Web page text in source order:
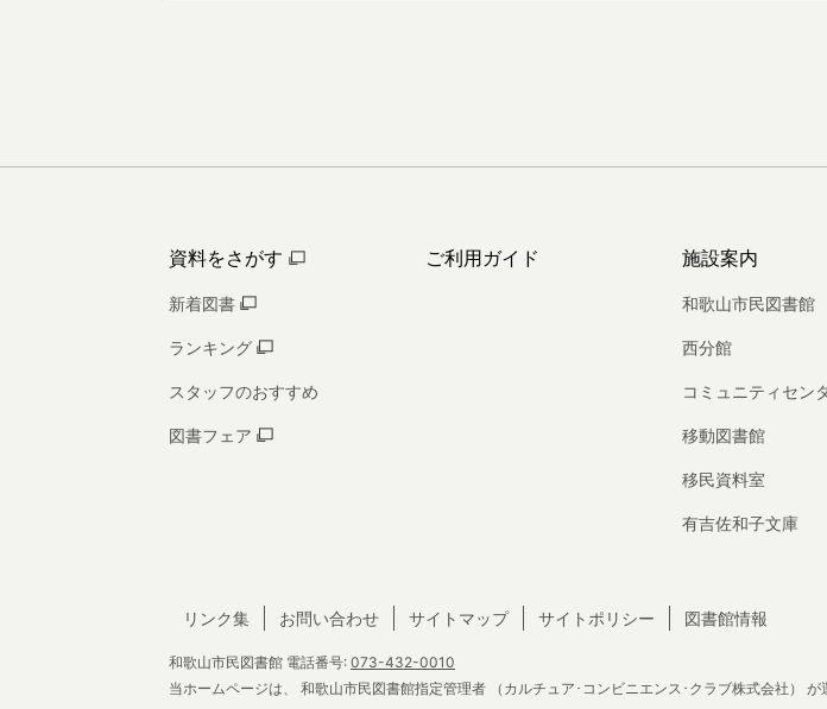
資料をさがす
新着図書
ランキング
スタッフのおすすめ
図書フェア
ご利用ガイド 施設案内
和歌山市民図書館
西分館
コミュニティセン
移動図書館
移民資料室
有吉佐和子文庫
和歌山市民図書館 電話番号: 073-432-0010
当ホームページは、
和歌山市民図書館指定管理者 （カルチュア･コンビニエンス･クラブ株式会社） が
リンク集 お問い合わせ サイトマップ サイトポリシー 図書館情報